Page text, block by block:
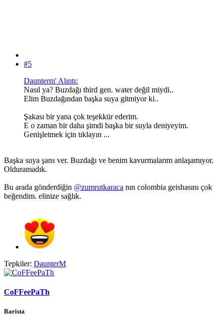
#5
Daunterm' Alıntı:
Nasıl ya? Buzdağı third gen. water değil miydi..
Elim Buzdağından başka suya gitmiyor ki..
Şakası bir yana çok teşekkür ederim.
E o zaman bir daha şimdi başka bir suyla deniyeyim.
Genişletmek için tıklayın ...
Başka suya şans ver. Buzdağı ve benim kavurmalarım anlaşamıyor.
Olduramadık.
Bu arada gönderdiğin @zumrutkaraca nın colombia geishasını çok
beğendim. elinize sağlık.
Tepkiler: DaunterM
CoFFeePaTh
Barista